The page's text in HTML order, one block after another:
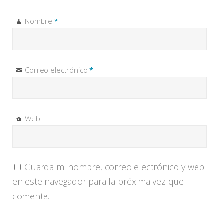
Nombre *
Correo electrónico *
Web
Guarda mi nombre, correo electrónico y web
en este navegador para la próxima vez que
comente.